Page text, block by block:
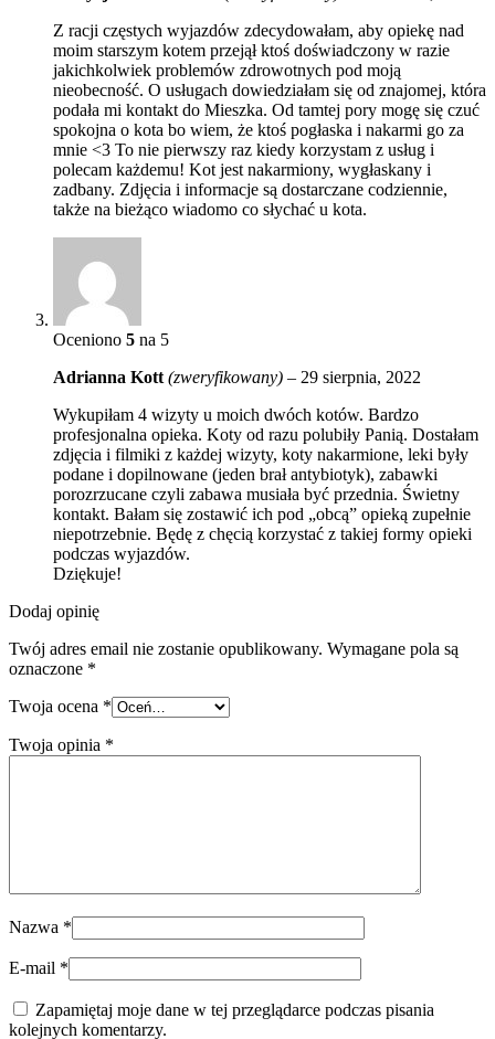
Z racji częstych wyjazdów zdecydowałam, aby opiekę nad
moim starszym kotem przejął ktoś doświadczony w razie
jakichkolwiek problemów zdrowotnych pod moją
nieobecność. O usługach dowiedziałam się od znajomej, która
podała mi kontakt do Mieszka. Od tamtej pory mogę się czuć
spokojna o kota bo wiem, że ktoś pogłaska i nakarmi go za
mnie <3 To nie pierwszy raz kiedy korzystam z usług i
polecam każdemu! Kot jest nakarmiony, wygłaskany i
zadbany. Zdjęcia i informacje są dostarczane codziennie,
także na bieżąco wiadomo co słychać u kota.
Oceniono 5 na 5
Adrianna Kott (zweryfikowany) – 29 sierpnia, 2022
Wykupiłam 4 wizyty u moich dwóch kotów. Bardzo
profesjonalna opieka. Koty od razu polubiły Panią. Dostałam
zdjęcia i filmiki z każdej wizyty, koty nakarmione, leki były
podane i dopilnowane (jeden brał antybiotyk), zabawki
porozrzucane czyli zabawa musiała być przednia. Świetny
kontakt. Bałam się zostawić ich pod „obcą” opieką zupełnie
niepotrzebnie. Będę z chęcią korzystać z takiej formy opieki
podczas wyjazdów.
Dziękuje!
Dodaj opinię
Twój adres email nie zostanie opublikowany. Wymagane pola są
oznaczone *
Twoja ocena *
Twoja opinia *
Nazwa *
E-mail *
Zapamiętaj moje dane w tej przeglądarce podczas pisania
kolejnych komentarzy.